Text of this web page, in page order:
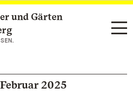
und Gärten
2025